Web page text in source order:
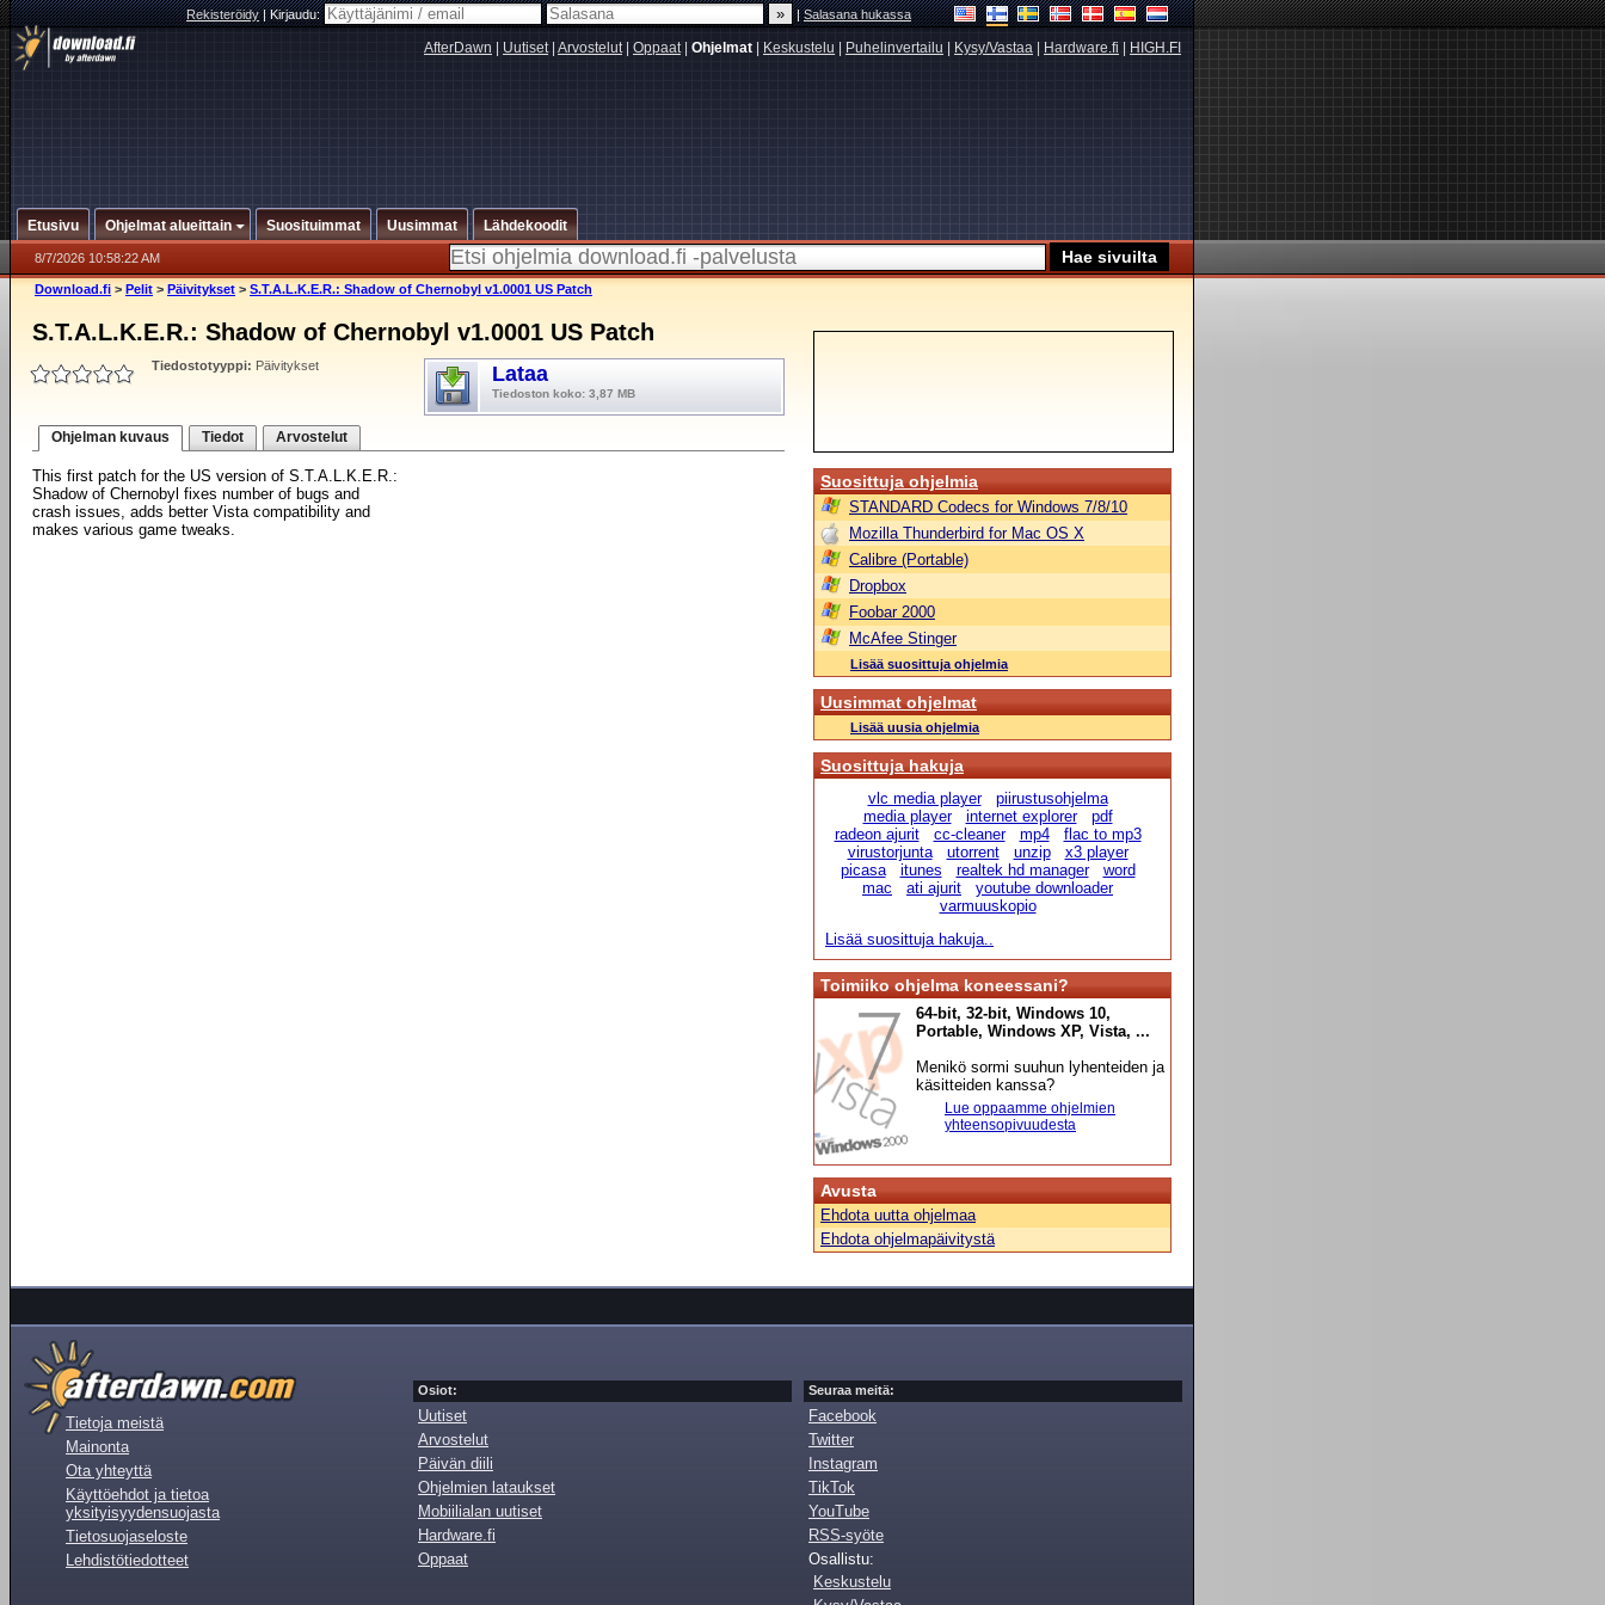
Rekisteröidy|Kirjaudu: |Salasana hukassa
AfterDawn Uutiset| Arvostelut| Oppaat| Ohjelmat Keskustelu Puhelinvertailu Kysy/Vastaa Hardware.fi HIGH.FI
Etusivu Ohjelmat alueittain Suosituimmat Uusimmat Lähdekoodit
8/7/2026 10:58:22 AM
Download.fi > Pelit > Päivitykset > S.T.A.L.K.E.R.: Shadow of Chernobyl v1.0001 US Patch
S.T.A.L.K.E.R.: Shadow of Chernobyl v1.0001 US Patch
Tiedostotyyppi: Päivitykset Lataa
Tiedoston koko: 3,87 MB
Ohjelman kuvaus Tiedot Arvostelut
This first patch for the US version of S.T.A.L.K.E.R.:
Shadow of Chernobyl fixes number of bugs and
crash issues, adds better Vista compatibility and
makes various game tweaks.
Suosittuja ohjelmia
STANDARD Codecs for Windows 7/8/10
Mozilla Thunderbird for Mac OS X
Calibre (Portable)
Dropbox
Foobar 2000
McAfee Stinger
Lisää suosittuja ohjelmia
Uusimmat ohjelmat
Lisää uusia ohjelmia
Suosittuja hakuja
vlc media player
piirustusohjelma
media player
internet explorer
pdf
radeon ajurit
cc-cleaner mp4
flac to mp3
virustorjunta
utorrent unzip
x3 player
picasa
itunes realtek hd manager
word
mac
ati ajurit
youtube downloader
varmuuskopio
Lisää suosittuja hakuja..
Toimiiko ohjelma koneessani?
64-bit, 32-bit, Windows 10,
Portable, Windows XP, Vista, ...
Menikö sormi suuhun lyhenteiden ja
käsitteiden kanssa?
Lue oppaamme ohjelmien
yhteensopivuudesta
Avusta
Ehdota uutta ohjelmaa
Ehdota ohjelmapäivitystä
Tietoja meistä
Mainonta
Ota yhteyttä
Käyttöehdot ja tietoa
yksityisyydensuojasta
Tietosuojaseloste
Lehdistötiedotteet
Osiot:
Uutiset
Arvostelut
Päivän diili
Ohjelmien lataukset
Mobiilialan uutiset
Hardware.fi
Oppaat
Seuraa meitä:
Facebook
Twitter
Instagram
TikTok
YouTube
RSS-syöte
Osallistu:
Keskustelu